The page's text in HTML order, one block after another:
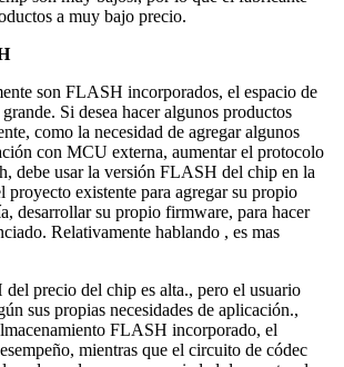
a muy bajo precio.
son FLASH incorporados, el espacio de
Si desea hacer algunos productos
como la necesidad de agregar algunos
con MCU externa, aumentar el protocolo
debe usar la versión FLASH del chip en la
existente para agregar su propio
desarrollar su propio firmware, para hacer
Relativamente hablando , es mas
precio del chip es alta., pero el usuario
sus propias necesidades de aplicación.,
FLASH incorporado, el
mientras que el circuito de códec